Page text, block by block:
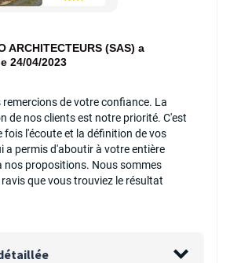
ARCHITECTEURS (SAS) a
24/04/2023
remercions de votre confiance. La
de nos clients est notre priorité. C'est
fois l'écoute et la définition de vos
a permis d'aboutir à votre entière
nos propositions. Nous sommes
que vous trouviez le résultat